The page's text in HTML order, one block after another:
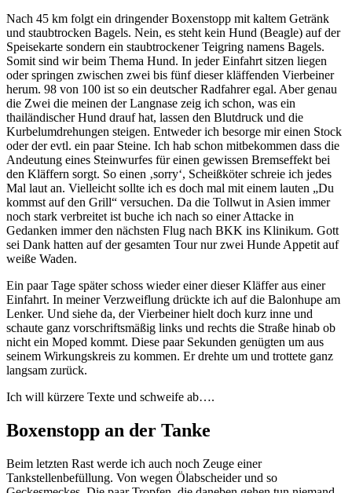
Nach 45 km folgt ein dringender Boxenstopp mit kaltem Getränk
und staubtrocken Bagels. Nein, es steht kein Hund (Beagle) auf der
Speisekarte sondern ein staubtrockener Teigring namens Bagels.
Somit sind wir beim Thema Hund. In jeder Einfahrt sitzen liegen
oder springen zwischen zwei bis fünf dieser kläffenden Vierbeiner
herum. 98 von 100 ist so ein deutscher Radfahrer egal. Aber genau
die Zwei die meinen der Langnase zeig ich schon, was ein
thailändischer Hund drauf hat, lassen den Blutdruck und die
Kurbelumdrehungen steigen. Entweder ich besorge mir einen Stock
oder der evtl. ein paar Steine. Ich hab schon mitbekommen dass die
Andeutung eines Steinwurfes für einen gewissen Bremseffekt bei
den Kläffern sorgt. So einen ‚sorry‘, Scheißköter schreie ich jedes
Mal laut an. Vielleicht sollte ich es doch mal mit einem lauten „Du
kommst auf den Grill“ versuchen. Da die Tollwut in Asien immer
noch stark verbreitet ist buche ich nach so einer Attacke in
Gedanken immer den nächsten Flug nach BKK ins Klinikum. Gott
sei Dank hatten auf der gesamten Tour nur zwei Hunde Appetit auf
weiße Waden.
Ein paar Tage später schoss wieder einer dieser Kläffer aus einer
Einfahrt. In meiner Verzweiflung drückte ich auf die Balonhupe am
Lenker. Und siehe da, der Vierbeiner hielt doch kurz inne und
schaute ganz vorschriftsmäßig links und rechts die Straße hinab ob
nicht ein Moped kommt. Diese paar Sekunden genügten um aus
seinem Wirkungskreis zu kommen. Er drehte um und trottete ganz
langsam zurück.
Ich will kürzere Texte und schweife ab….
Boxenstopp an der Tanke
Beim letzten Rast werde ich auch noch Zeuge einer
Tankstellenbefüllung. Von wegen Ölabscheider und so